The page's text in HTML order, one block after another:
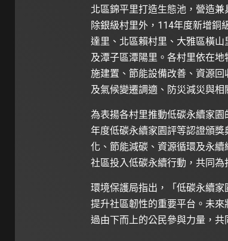
北區錦平里打造生態池，營造
除銀級村里外，114年度新增銅
達里、北區賴村里、大雅區橫
及潭子區潭陽里。各村里依在
施建置、節能設備改善、資源
及氣候變遷調適、防災減災與
為表揚各村里推動低碳永續家
年度低碳永續家園評等認證頒
化、節能減碳、資源循環及永
社區投入低碳永續行動，共同
環境保護局指出，「低碳永續
提升社區韌性的重要平台。未
過由下而上的公民參與力量，